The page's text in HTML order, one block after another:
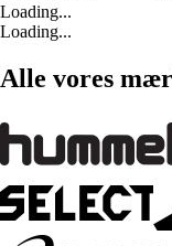
Loading...
Loading...
Alle vores